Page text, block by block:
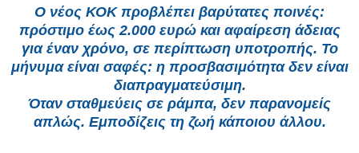
Ο νέος ΚΟΚ προβλέπει βαρύτατες ποινές:
πρόστιμο έως 2.000 ευρώ και αφαίρεση άδειας
για έναν χρόνο, σε περίπτωση υποτροπής. Το
μήνυμα είναι σαφές: η προσβασιμότητα δεν είναι
διαπραγματεύσιμη.
Όταν σταθμεύεις σε ράμπα, δεν παρανομείς
απλώς. Εμποδίζεις τη ζωή κάποιου άλλου.